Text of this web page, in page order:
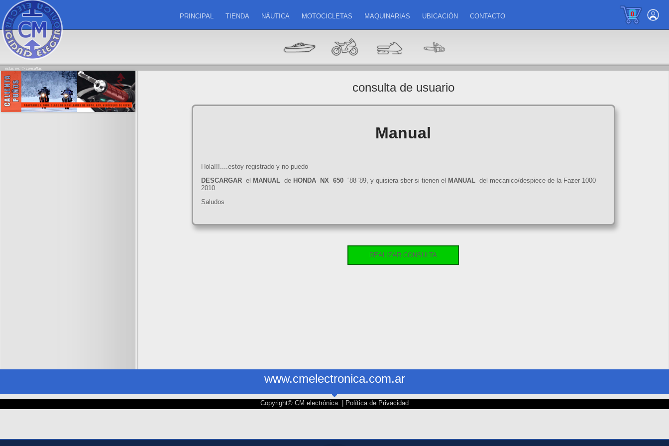
0
PRINCIPAL TIENDA NÁUTICA MOTOCICLETAS MAQUINARIAS UBICACIÓN CONTACTO
estas en: -> consultas
consulta de usuario
Manual
Hola!!!....estoy registrado y no puedo
DESCARGARel MANUALde HONDA NX 650´88 '89, y quisiera sber si tienen el MANUALdel mecanico/despiece de la Fazer 1000
2010
Saludos
REALIZAR CONSULTA
www.cmelectronica.com.ar
Copyright© CM electrónica. | Política de Privacidad